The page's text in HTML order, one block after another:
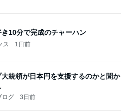
10分で完成のチャーハン
ス 1日前
統領が日本円を支援するのかと聞か
ログ 3日前